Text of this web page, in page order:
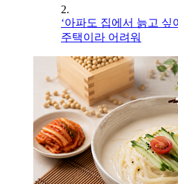
2.
‘아파도 집에서 늙고
주택이라 어려워